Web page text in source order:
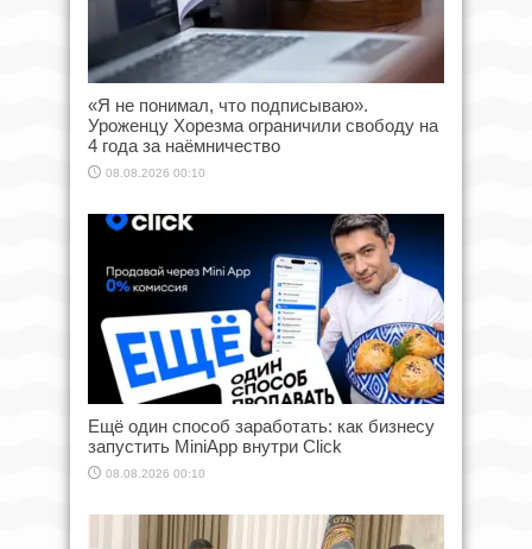
«Я не понимал, что подписываю».
Уроженцу Хорезма ограничили свободу на
4 года за наёмничество
08.08.2026 00:10
Ещё один способ заработать: как бизнесу
запустить MiniApp внутри Click
08.08.2026 00:10